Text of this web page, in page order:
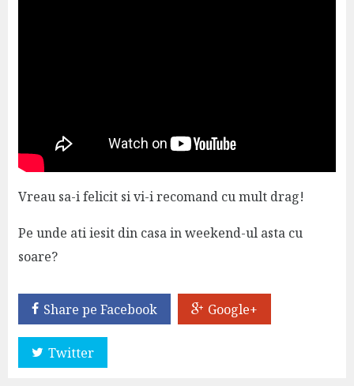
Vreau sa-i felicit si vi-i recomand cu mult drag!
Pe unde ati iesit din casa in weekend-ul asta cu
soare?
Share pe Facebook Google+
Twitter